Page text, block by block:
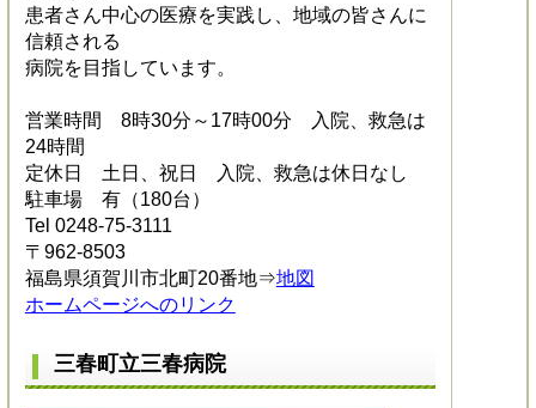
患者さん中心の医療を実践し、地域の皆さんに
信頼される
病院を目指しています。
営業時間 8時30分～17時00分 入院、救急は
24時間
定休日 土日、祝日 入院、救急は休日なし
駐車場 有（180台）
Tel 0248-75-3111
〒962-8503
福島県須賀川市北町20番地⇒地図
ホームページへのリンク
三春町立三春病院